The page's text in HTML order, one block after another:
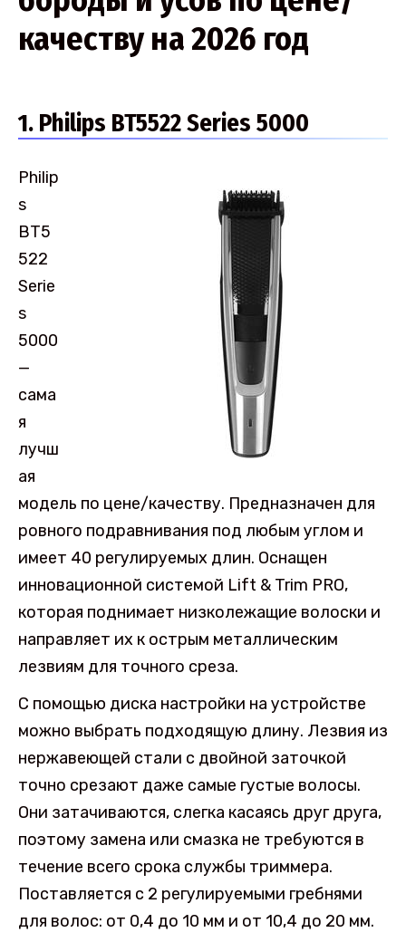
качеству на 2026 год
1. Philips BT5522 Series 5000
Philip
s
BT5
522
Serie
s
5000
—
сама
я
лучш
ая
модель по цене/качеству. Предназначен для
ровного подравнивания под любым углом и
имеет 40 регулируемых длин. Оснащен
инновационной системой Lift & Trim PRO,
которая поднимает низколежащие волоски и
направляет их к острым металлическим
лезвиям для точного среза.
С помощью диска настройки на устройстве
можно выбрать подходящую длину. Лезвия из
нержавеющей стали с двойной заточкой
точно срезают даже самые густые волосы.
Они затачиваются, слегка касаясь друг друга,
поэтому замена или смазка не требуются в
течение всего срока службы триммера.
Поставляется с 2 регулируемыми гребнями
для волос: от 0,4 до 10 мм и от 10,4 до 20 мм.